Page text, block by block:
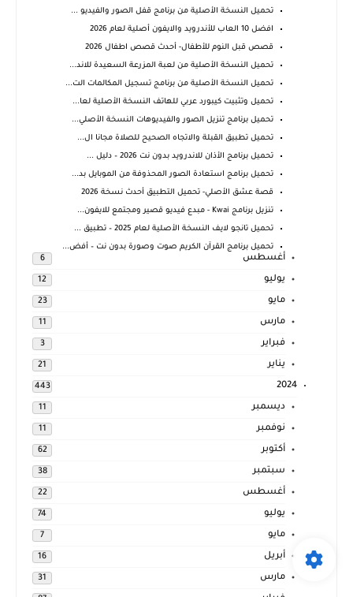
تحميل النسخة الأصلية من برنامج قفل الصور والفيديو ...
افضل 10 العاب للأندرويد والايفون أصلية لعام 2026
قصص قبل النوم للأطفال- أحدث قصص اطفال 2026
تحميل النسخة الأصلية من لعبة المزرعة السعيدة للاند...
تحميل النسخة الأصلية من برنامج تسجيل المكالمات الت...
تحميل وتثبيت كيبورد عربي للهاتف النسخة الأصلية لعا...
تحميل برنامج تنزيل الصور والفيديوهات النسخة الأصلي...
تحميل تطبيق القبلة والاتجاه الصحيح للصلاة مجانا ال...
تحميل برنامج الأذان للاندرويد بدون نت 2026 – دليل ...
تحميل برنامج استعادة الصور المحذوفة من الموبايل بد...
قصة عشق الأصلي- تحميل التطبيق أحدث نسخة 2026
تنزيل برنامج Kwai - مبدع فيديو قصير ومجتمع للايفون...
تحميل تانجو لايف النسخة الأصلية لعام 2025 – تطبيق ...
تحميل برنامج القرآن الكريم صوت وصورة بدون نت – أفض...
أغسطس 6
يوليو 12
مايو 23
مارس 11
فبراير 3
يناير 21
2024
443
ديسمبر 11
نوفمبر 11
أكتوبر 62
سبتمبر 38
أغسطس 22
يوليو 74
مايو 7
أبريل 16
مارس 31